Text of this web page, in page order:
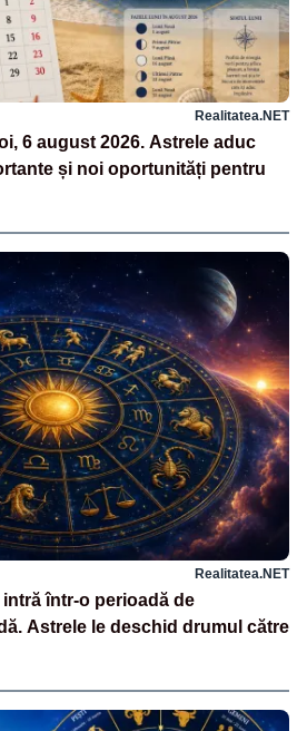
Realitatea.NET
6 august 2026. Astrele aduc
și noi oportunități pentru
Realitatea.NET
într-o perioadă de
Astrele le deschid drumul către